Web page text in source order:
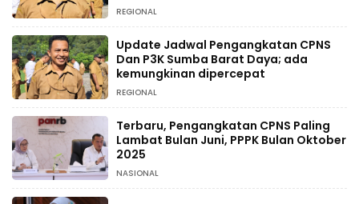
Pengangkatan
REGIONAL
Update Jadwal Pengangkatan CPNS
Dan P3K Sumba Barat Daya; ada
kemungkinan dipercepat
REGIONAL
Terbaru, Pengangkatan CPNS Paling
Lambat Bulan Juni, PPPK Bulan Oktober
2025
NASIONAL